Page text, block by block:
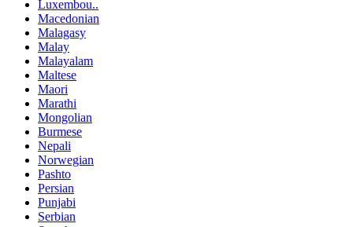
Luxembou..
Macedonian
Malagasy
Malay
Malayalam
Maltese
Maori
Marathi
Mongolian
Burmese
Nepali
Norwegian
Pashto
Persian
Punjabi
Serbian